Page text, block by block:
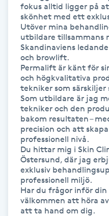
Headspa
Healing
Herrklippning
HIFU
Hollywood Peel
Hot Stone Massage
Hot yoga
Hudföryngring
fokus alltid ligger på
skönhet med ett
Utöver mina
utbildare tillsammans
Skandinaviens
och browlift.
Permalift är känt för
och högkvalitativa
tekniker som särskiljer
Som utbildare är jag
tekniker och den
bakom resultaten –
precision och att
professionell nivå.
Du hittar mig i Skin
Östersund, där jag
exklusiv
professionell miljö.
Har du frågor inför
välkommen att höra
att ta hand om dig.